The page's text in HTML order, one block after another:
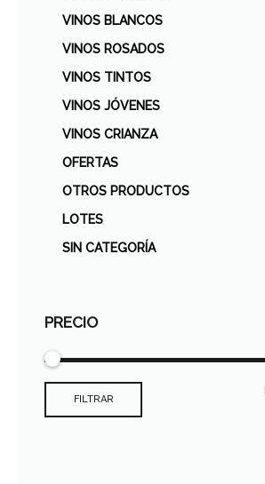
VINOS BLANCOS
VINOS ROSADOS
VINOS TINTOS
VINOS JÓVENES
VINOS CRIANZA
OFERTAS
OTROS PRODUCTOS
LOTES
SIN CATEGORÍA
PRECIO
FILTRAR